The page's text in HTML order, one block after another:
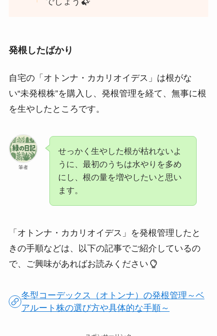
発根したばかり
自宅の「オトンナ・カカリオイデス」は根がな
い“未発根株”を購入し、発根管理を経て、無事に根
を生やしたところです。
筆者
せっかく生やした根が枯れないよ
うに、最初のうちは水やりを多め
にし、根の量を増やしたいと思い
ます。
「オトンナ・カカリオイデス」を発根管理したと
きの手順などは、以下の記事でご紹介しているの
で、ご興味があればお読みください
冬型コーデックス（オトンナ）の発根管理～ベ
アルート株の選び方や具体的な手順～